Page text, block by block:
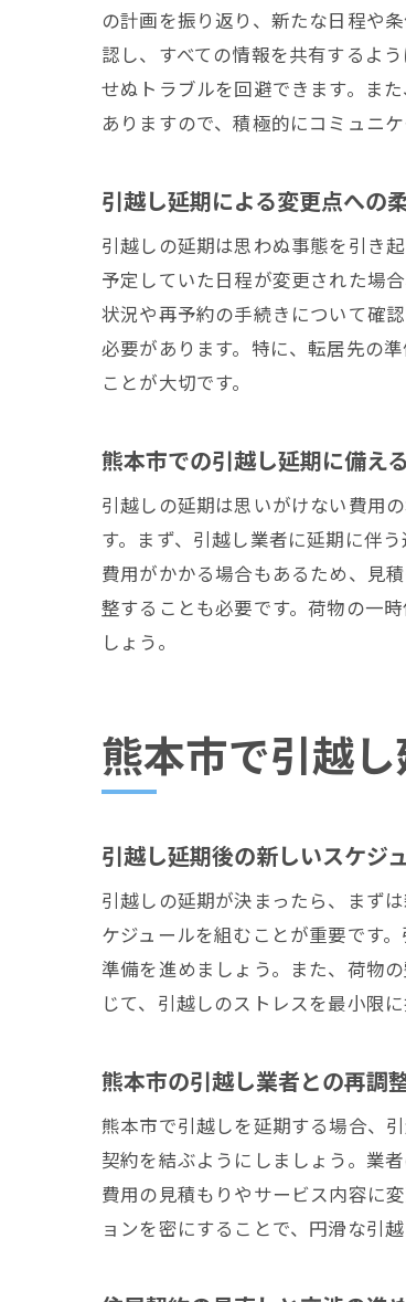
の計画を振り返り、新たな日程や
認し、すべての情報を共有するよ
せぬトラブルを回避できます。ま
ありますので、積極的にコミュニ
引越し延期による変更点への
引越しの延期は思わぬ事態を引き
予定していた日程が変更された場
状況や再予約の手続きについて確
必要があります。特に、転居先の
ことが大切です。
熊本市での引越し延期に備え
引越しの延期は思いがけない費用
す。まず、引越し業者に延期に伴
費用がかかる場合もあるため、見
整することも必要です。荷物の一
しょう。
熊本市で引越
引越し延期後の新しいスケジ
引越しの延期が決まったら、まず
ケジュールを組むことが重要です
準備を進めましょう。また、荷物
じて、引越しのストレスを最小限
熊本市の引越し業者との再調
熊本市で引越しを延期する場合、
契約を結ぶようにしましょう。業
費用の見積もりやサービス内容に
ョンを密にすることで、円滑な引